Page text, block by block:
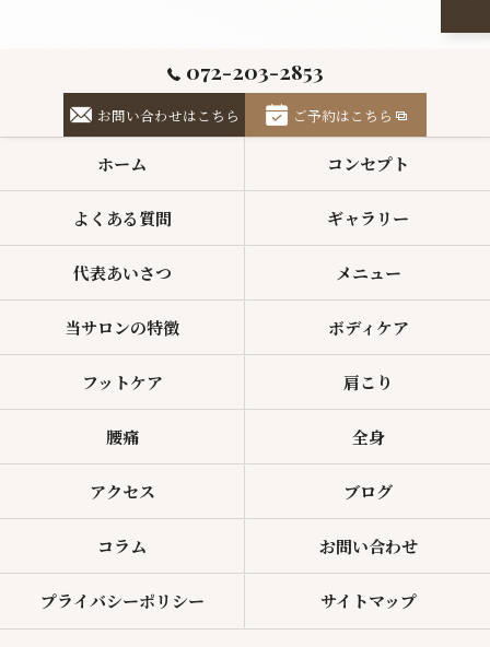
072-203-2853
お問い合わせはこちら ご予約はこちら
ホーム コンセプト
よくある質問 ギャラリー
代表あいさつ メニュー
当サロンの特徴 ボディケア
フットケア 肩こり
腰痛 全身
アクセス ブログ
コラム お問い合わせ
プライバシーポリシー サイトマップ